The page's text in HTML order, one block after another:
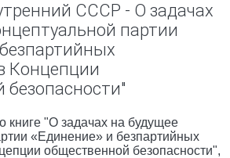
СССР - О задачах
партии
Концепции
книге "О задачах на будущее
«Единение» и безпартийных
общественной безопасности",